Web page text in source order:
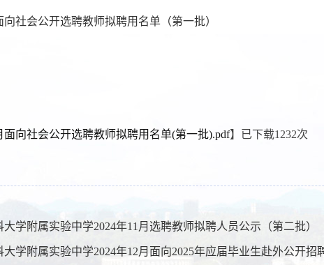
向社会公开选聘教师拟聘用名单（第一批）
面向社会公开选聘教师拟聘用名单(第一批).pdf】已下载1232次
学附属实验中学2024年11月选聘教师拟聘人员公示（第二批）
学附属实验中学2024年12月面向2025年应届毕业生赴外公开招